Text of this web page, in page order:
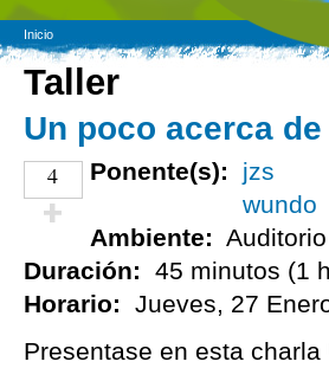
Inicio
Taller
Un poco acerca
4
¡Vota positivo!
Ponente(s):
jzs
wundo
Ambiente: Auditorio
Duración:
45 minutos (1
Horario:
Jueves, 27
Presentase en esta